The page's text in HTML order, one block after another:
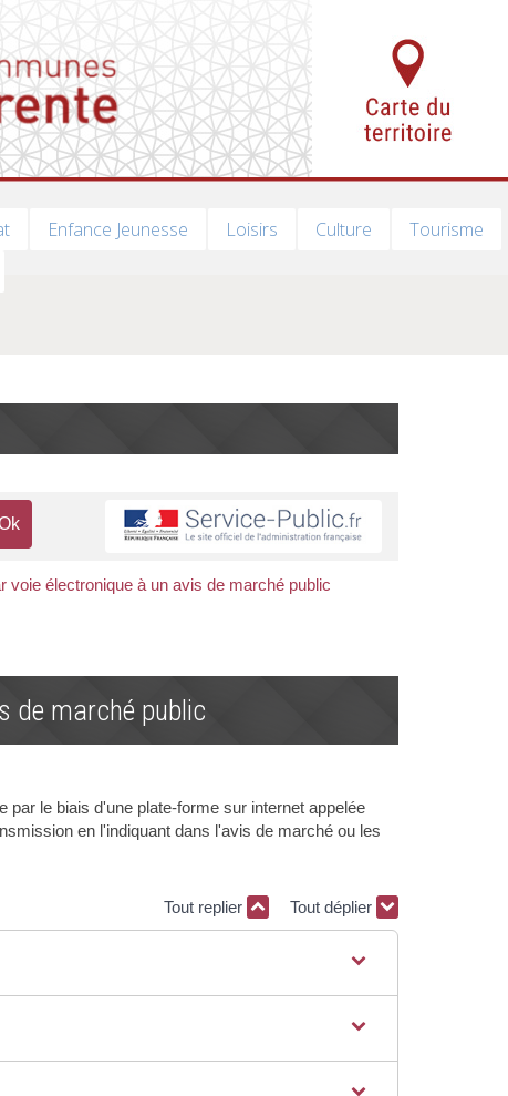
Enfance Jeunesse Loisirs Culture
Tourisme
voie électronique à un avis de marché public
de marché public
le biais d'une plate-forme sur internet appelée
en l'indiquant dans l'avis de marché ou les
Tout replier Tout déplier